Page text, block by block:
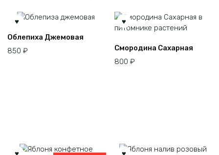
Облепиха Джемовая
850 ₽
Смородина Сахарная
800 ₽